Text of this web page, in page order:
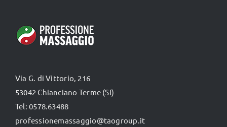
Via G. di Vittorio, 216
53042 Chianciano Terme (SI)
Tel: 0578.63488
professionemassaggio@taogroup.it